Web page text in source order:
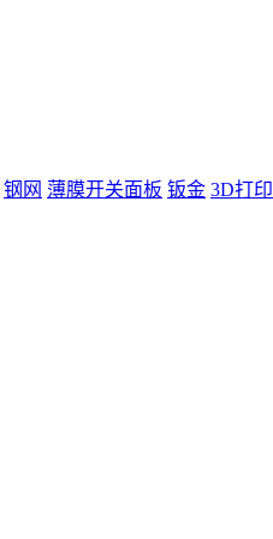
钢网 薄膜开关面板 钣金 3D打印